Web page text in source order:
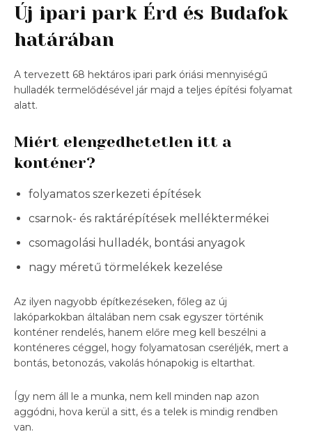
Új ipari park Érd és Budafok
határában
A tervezett 68 hektáros ipari park óriási mennyiségű
hulladék termelődésével jár majd a teljes építési folyamat
alatt.
Miért elengedhetetlen itt a
konténer?
folyamatos szerkezeti építések
csarnok- és raktárépítések melléktermékei
csomagolási hulladék, bontási anyagok
nagy méretű törmelékek kezelése
Az ilyen nagyobb építkezéseken, főleg az új
lakóparkokban általában nem csak egyszer történik
konténer rendelés, hanem előre meg kell beszélni a
konténeres céggel, hogy folyamatosan cseréljék, mert a
bontás, betonozás, vakolás hónapokig is eltarthat.
Így nem áll le a munka, nem kell minden nap azon
aggódni, hova kerül a sitt, és a telek is mindig rendben
van.